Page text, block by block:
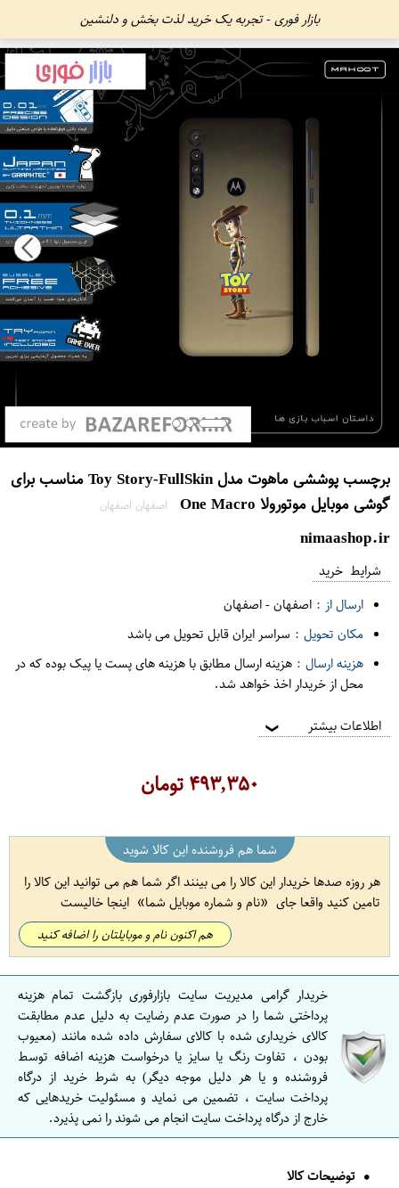
بازار فوری - تجربه یک خرید لذت بخش و دلنشین
برچسب پوششی ماهوت مدل Toy Story-FullSkin مناسب برای
گوشی موبایل موتورولا One Macro
اصفهان اصفهان
nimaashop.ir
شرایط خرید
ارسال از : اصفهان-اصفهان
مکان تحویل : سراسر ایران قابل تحویل می باشد
هزینه ارسال : هزینه ارسال مطابق با هزینه های پست یا پیک بوده که در
محل از خریدار اخذ خواهد شد.
اطلاعات بیشتر ❯
۴۹۳,۳۵۰تومان
شما هم فروشنده این کالا شوید
هر روزه صدها خریدار این کالا را می بینند اگر شما هم می توانید این کالا را
تامین کنید واقعا جای
نام و شماره موبایل شما اینجا خالیست
هم اکنون نام و موبایلتان را اضافه کنید
خریدار گرامی مدیریت سایت بازارفوری بازگشت تمام هزینه
پرداختی شما را در صورت عدم رضایت به دلیل عدم مطابقت
کالای خریداری شده با کالای سفارش داده شده مانند (معیوب
بودن ، تفاوت رنگ یا سایز یا درخواست هزینه اضافه توسط
فروشنده و یا هر دلیل موجه دیگر) به شرط خرید از درگاه
پرداخت سایت ، تضمین می نماید و مسئولیت خریدهایی که
خارج از درگاه پرداخت سایت انجام می شوند را نمی پذیرد.
توضیحات کالا